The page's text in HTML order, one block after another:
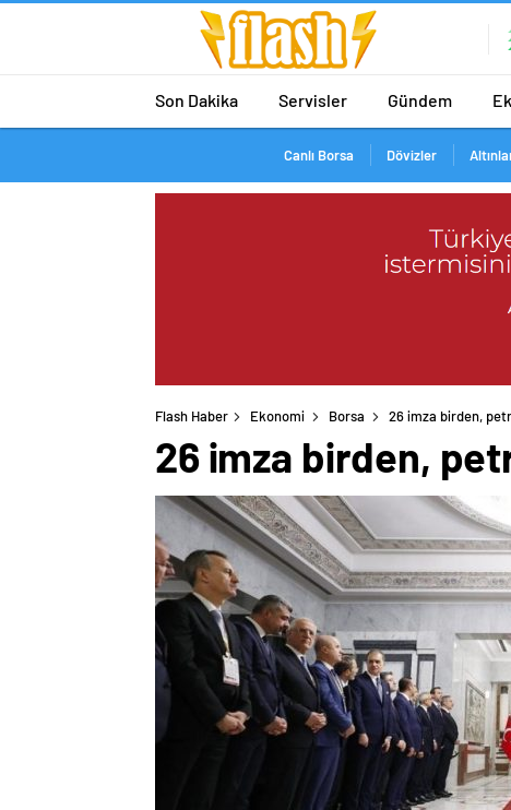
Son Dakika Servisler Gündem
Canlı Borsa Dövizler
Flash Haber Ekonomi Borsa 26 imza birden,
26 imza birden,